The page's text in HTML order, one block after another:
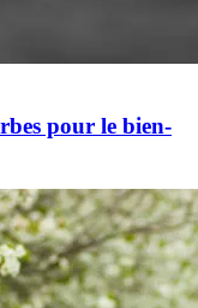
pour le bien-